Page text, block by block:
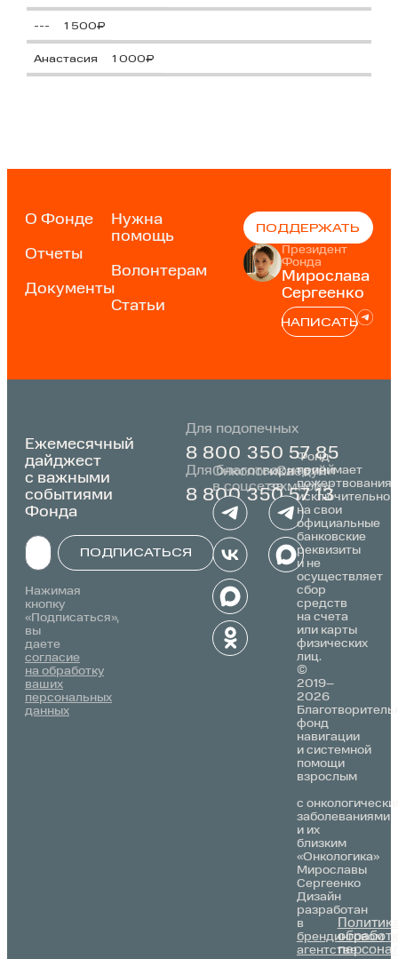
--- 1 500₽
Анастасия 1 000₽
О Фонде
Отчеты
Документы
Нужна
помощь
Волонтерам
Статьи
ПОДДЕРЖАТЬ
Президент
Фонда
Мирослава
Сергеенко
НАПИСАТЬ
Для подопечных
8 800 350 57 85
Для благотворителей
8 800 350 57 13
Ежемесячный
дайджест
с важными
событиями
Фонда
ПОДПИСАТЬСЯ
Нажимая
кнопку
«Подписаться»,
вы
даете
согласие
на обработку
ваших
персональных
данных
Онкологика
в соцсетях:
«Следуй
за мной»:
Дизайн
разработан
в
брендинговом
агентстве
©
2019–
2026
фонд
навигации
и системной
помощи
взрослым
с
заболеваниями
и их
близким
«Онкологика»
Мирославы
Сергеенко
Фонд
принимает
пожертвования
исключительно
на свои
официальные
банковские
реквизиты
и не
осуществляет
сбор
средств
на счета
или карты
физических
лиц.